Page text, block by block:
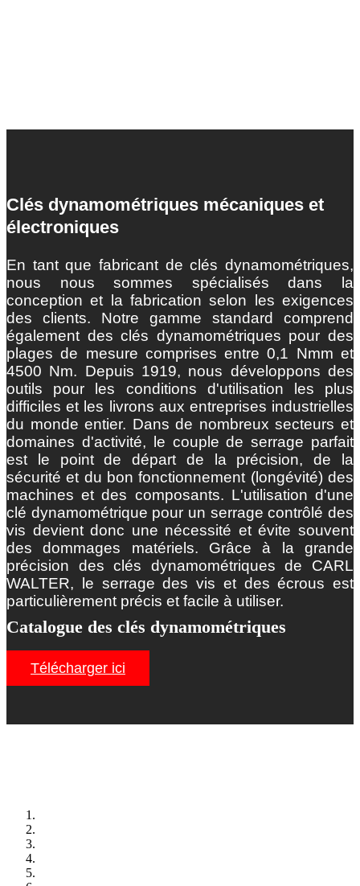
Clés dynamométriques mécaniques et
électroniques
En tant que fabricant de clés dynamométriques,
nous nous sommes spécialisés dans la
conception et la fabrication selon les exigences
des clients. Notre gamme standard comprend
également des clés dynamométriques pour des
plages de mesure comprises entre 0,1 Nmm et
4500 Nm. Depuis 1919, nous développons des
outils pour les conditions d'utilisation les plus
difficiles et les livrons aux entreprises industrielles
du monde entier. Dans de nombreux secteurs et
domaines d'activité, le couple de serrage parfait
est le point de départ de la précision, de la
sécurité et du bon fonctionnement (longévité) des
machines et des composants. L'utilisation d'une
clé dynamométrique pour un serrage contrôlé des
vis devient donc une nécessité et évite souvent
des dommages matériels. Grâce à la grande
précision des clés dynamométriques de CARL
WALTER, le serrage des vis et des écrous est
particulièrement précis et facile à utiliser.
Catalogue des clés dynamométriques
Télécharger ici